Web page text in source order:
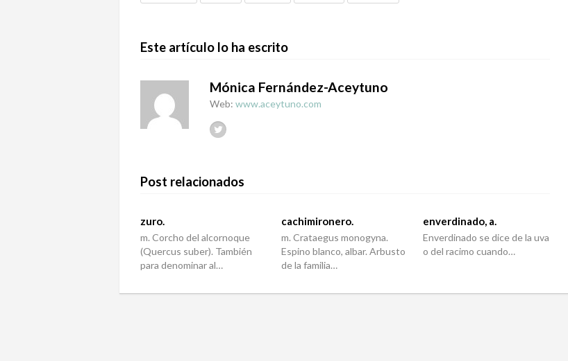
Este artículo lo ha escrito
Mónica Fernández-Aceytuno
Web: www.aceytuno.com
Post relacionados
zuro.
m. Corcho del alcornoque
(Quercus suber). También
para denominar al…
cachimironero.
m. Crataegus monogyna.
Espino blanco, albar. Arbusto
de la familia…
enverdinado, a.
Enverdinado se dice de la uva
o del racimo cuando…